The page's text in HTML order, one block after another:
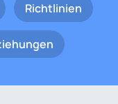
Richtlinien